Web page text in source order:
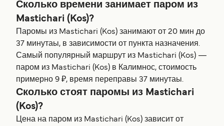
Сколько времени занимает паром из
Mastichari (Kos)?
Паромы из Mastichari (Kos) занимают от 20 мин до
37 минутаы, в зависимости от пункта назначения.
Самый популярный маршрут из Mastichari (Kos) —
паром из Mastichari (Kos) в Калимнос, стоимость
примерно 9 ₽, время переправы 37 минутаы.
Сколько стоят паромы из Mastichari
(Kos)?
Цена на паром из Mastichari (Kos) зависит от